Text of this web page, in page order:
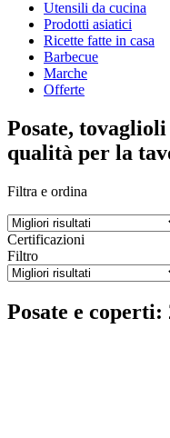
Utensili da cucina
Prodotti asiatici
Ricette fatte in casa
Barbecue
Marche
Offerte
Posate,
qualità per la
Filtra e ordina
Certificazioni
Filtro
Posate e